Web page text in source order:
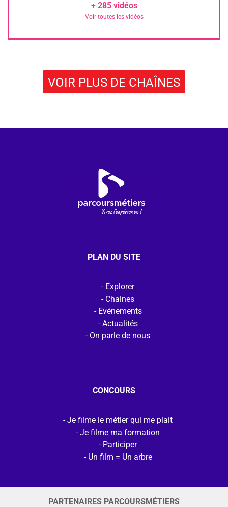
+ 285vidéos
Voir toutes les vidéos
VOIR PLUS DE CHAÎNES
PLAN DU SITE
Explorer
Chaines
Evénements
Actualités
On parle de nous
CONCOURS
Je filme le métier qui me plait
Je filme ma formation
Participer
Un film = Un arbre
PARTENAIRES PARCOURSMÉTIERS